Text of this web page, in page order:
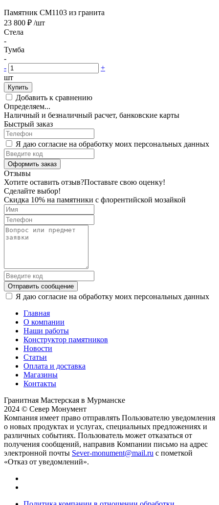
Памятник CM1103 из гранита
23 800 ₽ /шт
Стела
-
Тумба
-
-
+
шт
Купить
Добавить к сравнению
Определяем...
Наличный и безналичный расчет, банковские карты
Быстрый заказ
Я даю согласие на обработку моих персональных данных
Оформить заказ
Отзывы
Хотите оставить отзыв?Поставьте свою оценку!
Сделайте выбор!
Скидка 10% на памятники с флорентийской мозайкой
Отправить сообщение
Я даю согласие на обработку моих персональных данных
Главная
О компании
Наши работы
Конструктор памятников
Новости
Статьи
Оплата и доставка
Магазины
Контакты
Гранитная Мастерская в Мурманске
2024 © Север Монумент
Компания имеет право отправлять Пользователю уведомления
о новых продуктах и услугах, специальных предложениях и
различных событиях. Пользователь может отказаться от
получения сообщений, направив Компании письмо на адрес
электронной почты Sever-monument@mail.ru с пометкой
«Отказ от уведомлений».